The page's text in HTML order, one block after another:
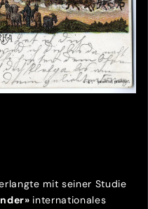
mit seiner Studie
internationales